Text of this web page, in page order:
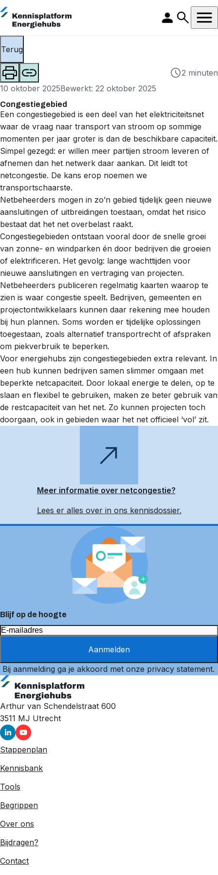
Terug
2 minuten
10 oktober 2025Bewerkt: 22 oktober 2025
Congestiegebied
Een congestiegebied is een deel van het elektriciteitsnet
waar de vraag naar transport van stroom op sommige
momenten per jaar groter is dan de beschikbare capaciteit.
Simpel gezegd: er willen meer partijen stroom leveren of
afnemen dan het netwerk daar aankan. Dit leidt tot
netcongestie. De kans erop noemen we
transportschaarste.
Netbeheerders mogen in zo’n gebied tijdelijk geen nieuwe
aansluitingen of uitbreidingen toestaan, omdat het risico
bestaat dat het net overbelast raakt.
Congestiegebieden ontstaan vooral door de snelle groei
van zonne- en windparken én door bedrijven die groeien
of elektrificeren. Het gevolg: lange wachttijden voor
nieuwe aansluitingen en vertraging van projecten.
Netbeheerders publiceren regelmatig kaarten waarop te
zien is waar congestie speelt. Bedrijven, gemeenten en
projectontwikkelaars kunnen daar rekening mee houden
bij hun plannen. Soms worden er tijdelijke oplossingen
toegestaan, zoals alternatief transportrecht of afspraken
om piekverbruik te beperken.
Voor energiehubs zijn congestiegebieden extra relevant. In
een hub kunnen bedrijven samen slimmer omgaan met
beperkte netcapaciteit. Door lokaal energie te delen, op te
slaan en flexibel te gebruiken, maken ze beter gebruik van
de restcapaciteit van het net. Zo kunnen projecten toch
doorgaan, ook in gebieden waar het net officieel ‘vol’ zit.
Meer informatie over netcongestie?
Lees er alles over in ons kennisdossier.
Blijf op de hoogte
Aanmelden
Bij aanmelding ga je akkoord met onze privacy statement.
Arthur van Schendelstraat 600
3511 MJ Utrecht
Stappenplan
Kennisbank
Tools
Begrippen
Over ons
Bijdragen?
Contact